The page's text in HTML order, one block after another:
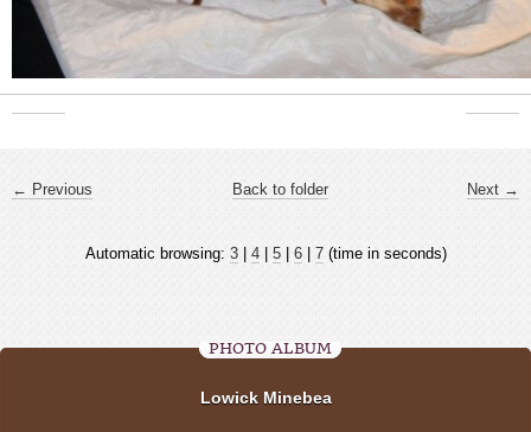
← Previous Next →
Back to folder
Automatic browsing: 3| 4| 5| 6| 7(time in seconds)
PHOTO ALBUM
Lowick Minebea